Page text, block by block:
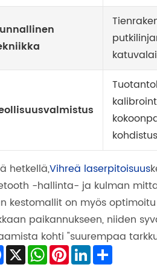
kohdistus
hetkellä,Vihreä laserpitoisuus
-hallinta- ja kulman
kestomallit on myös
paikannukseen, niiden
kohti "suurempaa
Facebook
X WhatsApp
Pinterest
LinkedIn